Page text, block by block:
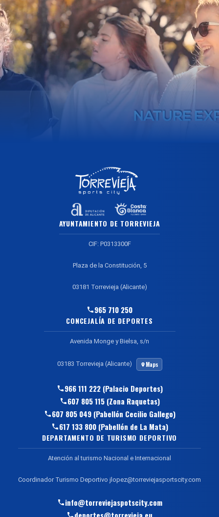
AYUNTAMIENTO DE TORREVIEJA
CIF: P0313300F
Plaza de la Constitución, 5
03181 Torrevieja (Alicante)
965 710 250
CONCEJALÍA DE DEPORTES
Avenida Monge y Bielsa, s/n
03183 Torrevieja (Alicante) Maps
966 111 222 (Palacio Deportes)
607 805 115 (Zona Raquetas)
607 805 049 (Pabellón Cecilio Gallego)
617 133 800 (Pabellón de La Mata)
DEPARTAMENTO DE TURISMO DEPORTIVO
Atención al turismo Nacional e Internacional
Coordinador Turismo Deportivo jlopez@torreviejasportscity.com
info@torreviejaspotscity.com